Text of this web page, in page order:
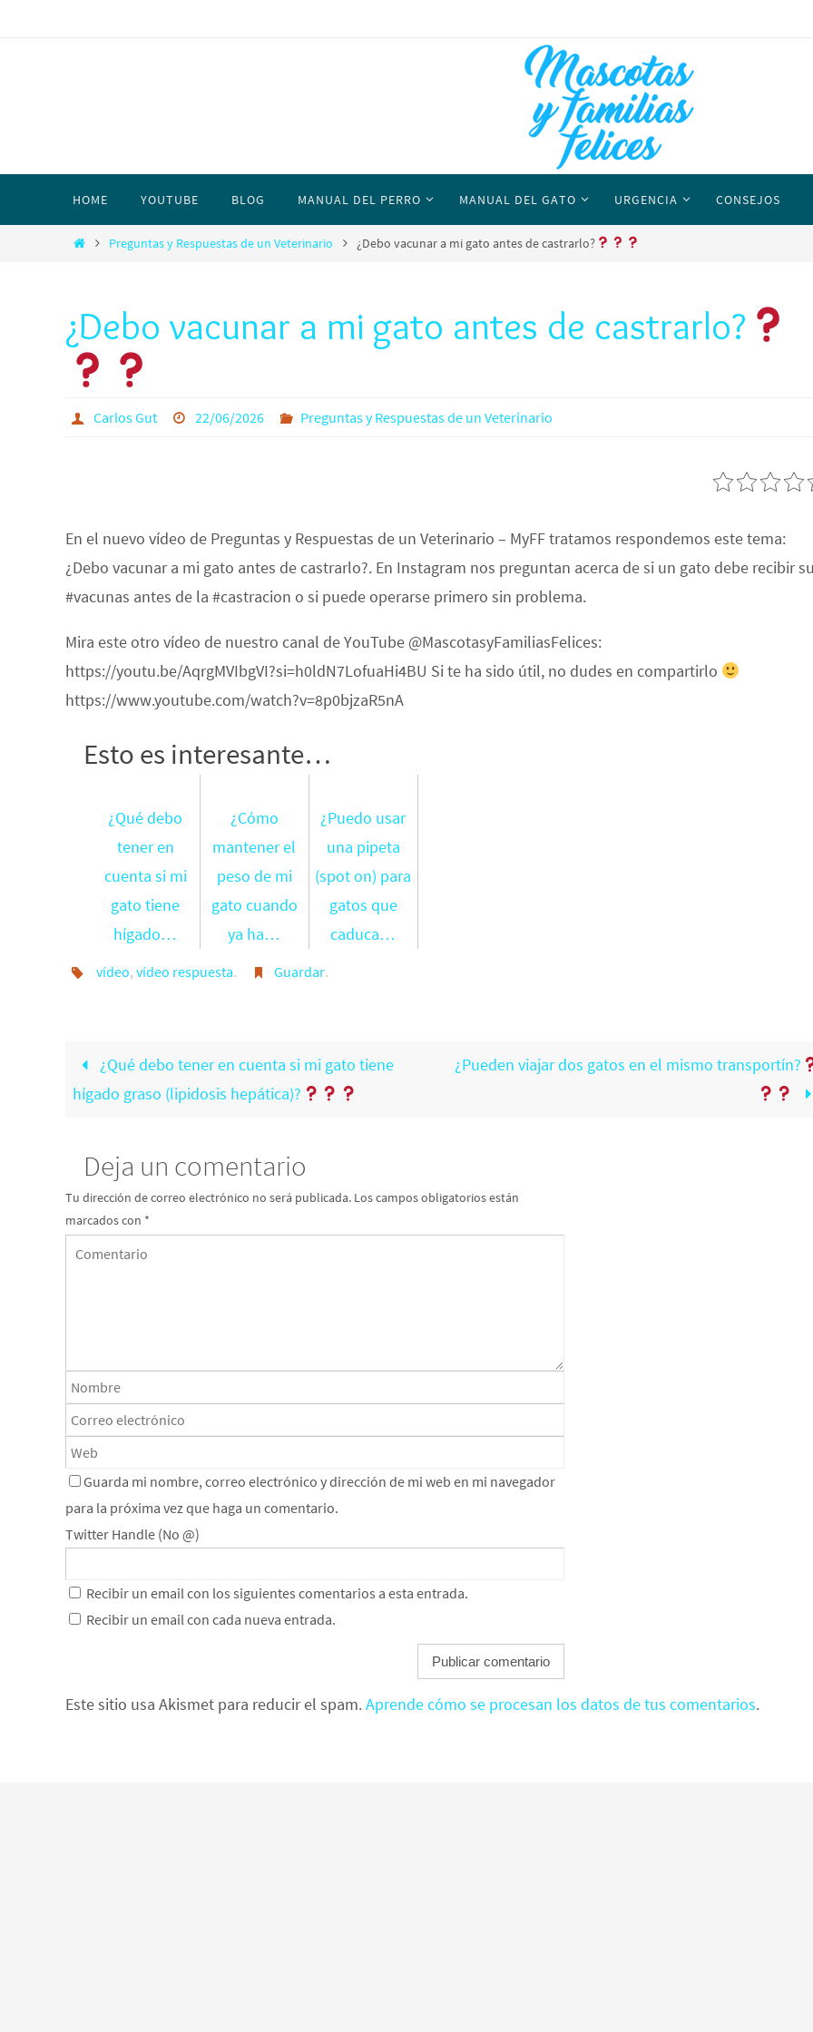
HOME YOUTUBE BLOG MANUAL DEL PERRO MANUAL DEL GATO URGENCIA CONSEJOS
Preguntas y Respuestas de un Veterinario ¿Debo vacunar a mi gato antes de castrarlo?
¿Debo vacunar a mi gato antes de castrarlo?
Carlos Gut 22/06/2026 Preguntas y Respuestas de un Veterinario
En el nuevo vídeo de Preguntas y Respuestas de un Veterinario – MyFF tratamos respondemos este tema:
¿Debo vacunar a mi gato antes de castrarlo?. En Instagram nos preguntan acerca de si un gato debe recibir
#vacunas antes de la #castracion o si puede operarse primero sin problema.
Mira este otro vídeo de nuestro canal de YouTube @MascotasyFamiliasFelices:
https://youtu.be/AqrgMVIbgVI?si=h0ldN7LofuaHi4BU Si te ha sido útil, no dudes en compartirlo
https://www.youtube.com/watch?v=8p0bjzaR5nA
Esto es interesante…
¿Qué debo
tener en
cuenta si mi
gato tiene
hígado…
¿Cómo
mantener el
peso de mi
gato cuando
ya ha…
¿Puedo usar
una pipeta
(spot on) para
gatos que
caduca…
vídeo, vídeo respuesta. Guardar.
¿Qué debo tener en cuenta si mi gato tiene
hígado graso (lipidosis hepática)?
¿Pueden viajar dos gatos en el mismo transportín?
Deja un comentario
Tu dirección de correo electrónico no será publicada. Los campos obligatorios están
marcados con *
Guarda mi nombre, correo electrónico y dirección de mi web en mi navegador
para la próxima vez que haga un comentario.
Twitter Handle (No @)
Recibir un email con los siguientes comentarios a esta entrada.
Recibir un email con cada nueva entrada.
Este sitio usa Akismet para reducir el spam.Aprende cómo se procesan los datos de tus comentarios.